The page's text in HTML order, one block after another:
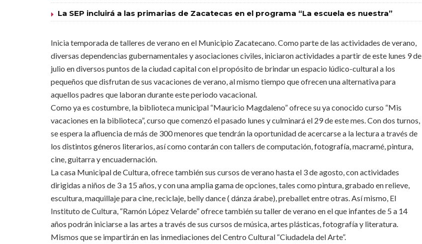
La SEP incluirá a las primarias de Zacatecas en el programa “La escuela es nuestra”
Inicia temporada de talleres de verano en el Municipio Zacatecano. Como parte de las actividades de verano,
diversas dependencias gubernamentales y asociaciones civiles, iniciaron actividades a partir de este lunes 9 de
julio en diversos puntos de la ciudad capital con el propósito de brindar un espacio lúdico-cultural a los
pequeños que disfrutan de sus vacaciones de verano, al mismo tiempo que ofrecen una alternativa para
aquellos padres que laboran durante este periodo vacacional.
Como ya es costumbre, la biblioteca municipal “Mauricio Magdaleno” ofrece su ya conocido curso “Mis
vacaciones en la biblioteca”, curso que comenzó el pasado lunes y culminará el 29 de este mes. Con dos turnos,
se espera la afluencia de más de 300 menores que tendrán la oportunidad de acercarse a la lectura a través de
los distintos géneros literarios, así como contarán con tallers de computación, fotografía, macramé, pintura,
cine, guitarra y encuadernación.
La casa Municipal de Cultura, ofrece también sus cursos de verano hasta el 3 de agosto, con actividades
dirigidas a niños de 3 a 15 años, y con una amplia gama de opciones, tales como pintura, grabado en relieve,
escultura, maquillaje para cine, reciclaje, belly dance ( dánza árabe), preballet entre otras. Así mismo, El
Instituto de Cultura, “Ramón López Velarde” ofrece también su taller de verano en el que infantes de 5 a 14
años podrán iniciarse a las artes a través de sus cursos de música, artes plásticas, fotografía y literatura.
Mismos que se impartirán en las inmediaciones del Centro Cultural “Ciudadela del Arte”.